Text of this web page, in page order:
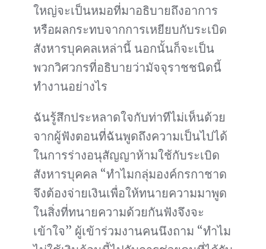
ใหญ่จะเป็นหมอที่มาอธิบายถึงอาการ
หรือผลกระทบจากการเหยียบกับระเบิด
สังหารบุคคลเหล่านี้ นอกนั้นก็จะเป็น
พวกวิศวกรที่อธิบายว่ามัจจุราชชนิดนี้
ทำงานอย่างไร
ฉันรู้สึกประหลาดใจกับท่าทีไม่เห็นด้วย
จากผู้ฟังตอนที่ฉันพูดถึงความเป็นไปได้
ในการร่างอนุสัญญาห้ามใช้กับระเบิด
สังหารบุคคล “ทำไมกลุ่มองค์กรกาชาด
จึงต้องจ่ายเงินเพื่อให้ทนายความมาพูด
ในสิ่งที่ทนายความด้วยกันฟังจึงจะ
เข้าใจ” ผู้เข้าร่วมงานคนนึงถาม “ทำไม